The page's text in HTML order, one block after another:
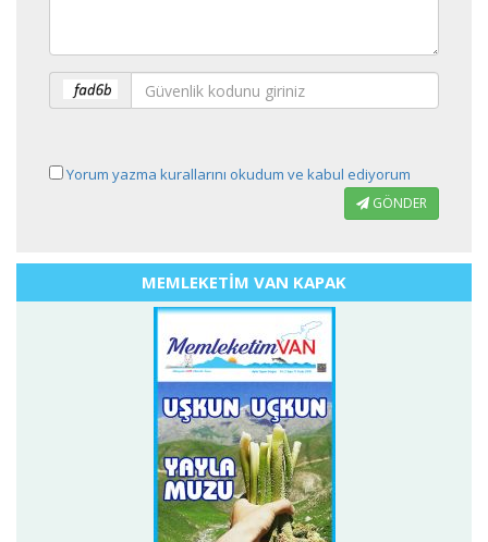
Yorum yazma kurallarını okudum ve kabul ediyorum
GÖNDER
MEMLEKETİM VAN KAPAK